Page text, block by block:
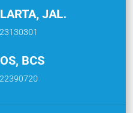
JAL.
BCS